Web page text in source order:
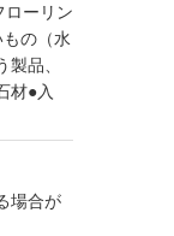
ローリン
の（水
品、
材●入
場合が